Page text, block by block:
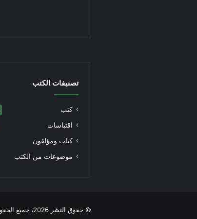
تصنيفات الكتب
كتب
اقتباسات
كتاب ومؤلفون
موضوعات من الكتب
© حقوق النشر 2026، جميع الحقوق محفوظة |